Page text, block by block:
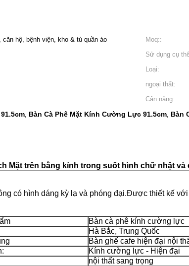
căn hộ, bệnh viện, kho & tủ quần áo Moq::
Sử dụng cụ
Loại:
ngoại thất:
Cân nặng:
, Bàn Cà Phê Mặt Kính Cường Lực 91.5cm, Bàn
Mặt trên bằng kính trong suốt hình chữ nhật và
có hình dáng kỳ lạ và phóng đại.Được thiết kế
Bàn cà phê kính cường lực
Hà Bắc, Trung Quốc
Bàn ghế cafe hiện đại nội
Kính cường lực - Hiện đại
nội thất sang trọng